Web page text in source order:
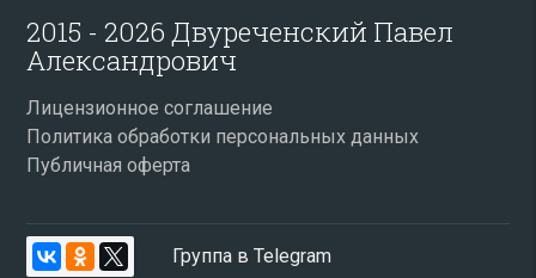
2015 - 2026 Двуреченский Павел
Александрович
Лицензионное соглашение
Политика обработки персональных данных
Публичная оферта
Группа в Telegram